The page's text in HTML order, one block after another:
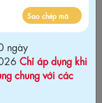
Sao chép mã
ngày 06/08/2026
mua tại website
trình khuyến
Sao chép mã
ngày
Chỉ áp dụng khi
chung với các